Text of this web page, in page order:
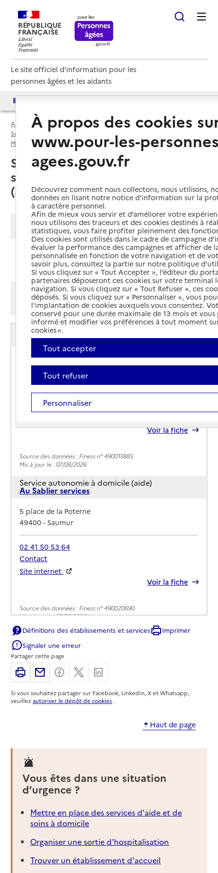
RÉPUBLIQUE
FRANÇAISE
Le site officiel d'information pour les
personnes âgées et les aidants
Accueil
Espace annuaire
Services autonomie à domicile (aide) par département
Maine-et-Loire (49)
Service autonomie à domicile (aide)
Saumur (49400) : liste des 9
services autonomie à domicile
(aide)
Modifier ma recherche
Ajouter cette recherche aux favoris
Afficher les résultats par:
Mode liste
Mode carte
Service autonomie à domicile (aide)
ADMR
Adresse
110 rue des Prés
49400-Saumur
02 41 52 99 65
Contact
Rapport HAS
Voir la fiche
Source des données : Finess n° 490013885
Mis à jour le : 07/08/2026
Service autonomie à domicile (aide)
Au Sablier services
Adresse
5 place de la Poterne
49400-Saumur
02 41 50 53 64
Contact
Site internet
Voir la fiche
Source des données : Finess n° 490020690
Mis à jour le : 07/08/2026
Service autonomie à domicile (aide)
Auton'home services
Adresse
23 avenue du Général de Gaulle
49400- Saumur
02 41 51 54 32
Voir la fiche
Source des données : Finess n° 490021615
Mis à jour le : 07/08/2026
Service autonomie à domicile (aide)
Domaliance
49400-Saumur
02 41 67 48 57
Site internet
Définitions des établissements et services
Imprimer
Signaler une erreur
Partager cette page
ImprimerPartager par email
Partager sur Facebook
Partager sur X
Si vous souhaitez partager sur Facebook, LinkedIn, X et Whatsapp,
veuillezautoriser le dépôt de cookies .
Haut de page
Vous êtes dans une situation
d’urgence ?
Mettre en place des services d'aide et de
soins à domicile
Organiser une sortie d'hospitalisation
Trouver un établissement d'accueil
À propos des cookies
www.pour-les-
agees.gouv.fr
Découvrez comment nous collectons, nous utilisons,
données en lisant notre notice d’information sur la
à caractère personnel.
Afin de mieux vous servir et d’améliorer votre
nous utilisons des traceurs et des cookies destinés à
statistiques, vous faire profiter pleinement des
Des cookies sont utilisés dans le cadre de campagne
évaluer la performance des campagnes et afficher de
personnalisée en fonction de votre navigation et de
savoir plus, consultez la partie sur notre politique
Si vous cliquez sur « Tout Accepter », l’éditeur du
partenaires déposeront ces cookies sur votre terminal
navigation. Si vous cliquez sur « Tout Refuser », ces
déposés. Si vous cliquez sur « Personnaliser », vous
l’implantation de cookies auxquels vous consentez.
conservé pour une durée maximale de 13 mois et
informé et modifier vos préférences à tout moment
cookies ».
Tout accepter
Tout refuser
Personnaliser